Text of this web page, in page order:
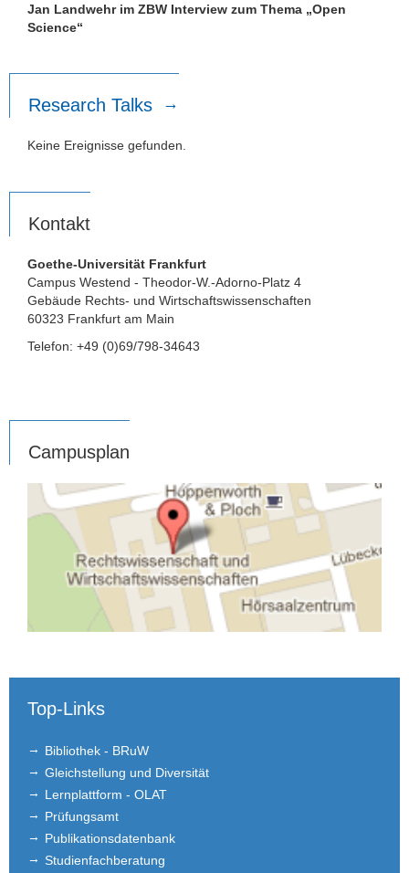
Jan Landwehr im ZBW Interview zum Thema „Open
Science“
Research Talks
Keine Ereignisse gefunden.
Kontakt
Goethe-Universität Frankfurt
Campus Westend - Theodor-W.-Adorno-Platz 4
Gebäude Rechts- und Wirtschaftswissenschaften
60323 Frankfurt am Main
Telefon: +49 (0)69/798-34643
Campusplan
Top-Links
Bibliothek - BRuW
Gleichstellung und Diversität
Lernplattform - OLAT
Prüfungsamt
Publikationsdatenbank
Studienfachberatung